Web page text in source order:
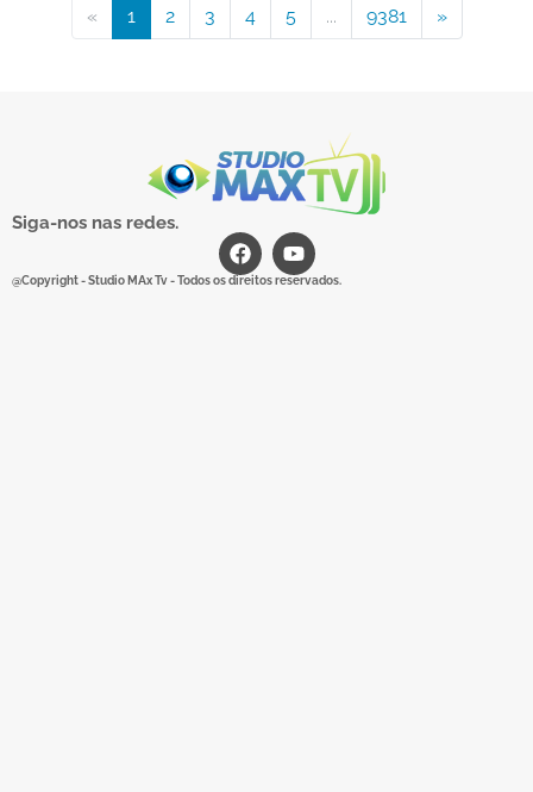
« 1 2 3 4 5 ... 9381 »
Siga-nos nas redes.
@Copyright - Studio MAx Tv - Todos os direitos reservados.